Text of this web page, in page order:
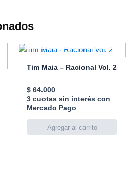
Tim Maia – Racional Vol. 2
$64.000
3 cuotas sin interés con
Mercado Pago